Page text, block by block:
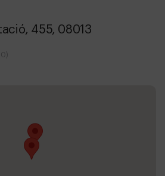
455, 08013